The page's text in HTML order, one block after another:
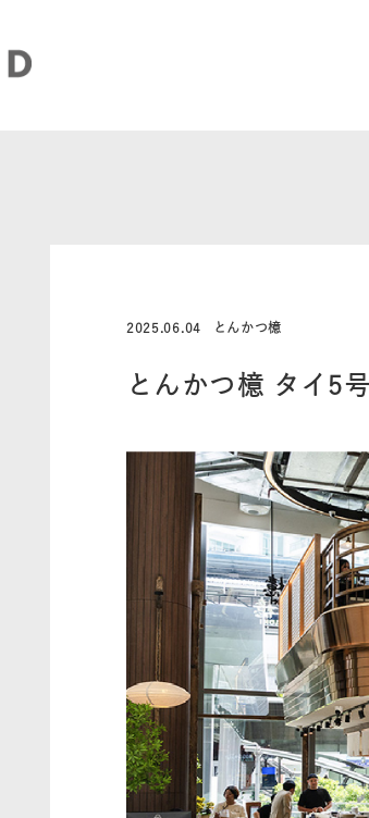
2025.06.04 とんかつ檍
とんかつ檍 タイ5